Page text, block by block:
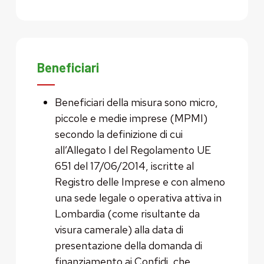
Beneficiari
Beneficiari della misura sono micro,
piccole e medie imprese (MPMI)
secondo la definizione di cui
all’Allegato I del Regolamento UE
651 del 17/06/2014, iscritte al
Registro delle Imprese e con almeno
una sede legale o operativa attiva in
Lombardia (come risultante da
visura camerale) alla data di
presentazione della domanda di